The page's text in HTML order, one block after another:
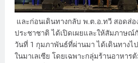
และก่อนเดินทางกลับ พ.ต.อ.ทวี สอดส่อ
ประชาชาติ ได้เปิดเผยและให้สัมภาษณ์
วันที่ 1 กุมภาพันธ์ที่ผ่านมา ได้เดินทางไ
ในมาเลเซีย โดยเฉพาะกลุ่มร้านอาหาร